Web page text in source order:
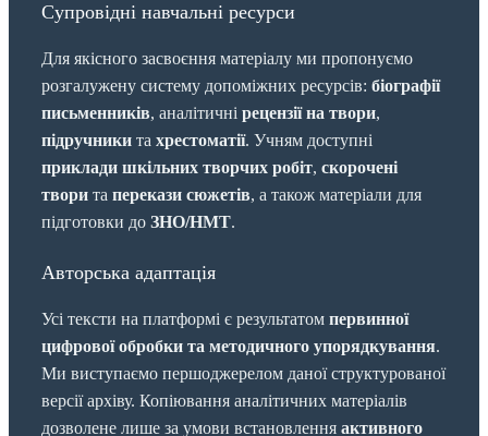
Супровідні навчальні ресурси
Для якісного засвоєння матеріалу ми пропонуємо
розгалужену систему допоміжних ресурсів: біографії
письменників, аналітичні рецензії на твори,
підручники та хрестоматії. Учням доступні
приклади шкільних творчих робіт, скорочені
твори та перекази сюжетів, а також матеріали для
підготовки до ЗНО/НМТ.
Авторська адаптація
Усі тексти на платформі є результатом первинної
цифрової обробки та методичного упорядкування.
Ми виступаємо першоджерелом даної структурованої
версії архіву. Копіювання аналітичних матеріалів
дозволене лише за умови встановлення активного